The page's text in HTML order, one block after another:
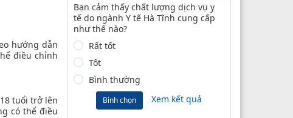
hướng dẫn
điều chỉnh
tuổi trở lên
có thể điều
Bạn cảm thấy chất lượng dịch vụ y
tế do ngành Y tế Hà Tĩnh cung cấp
như thế nào?
Rất tốt
Tốt
Bình thường
Bình chọn Xem kết quả